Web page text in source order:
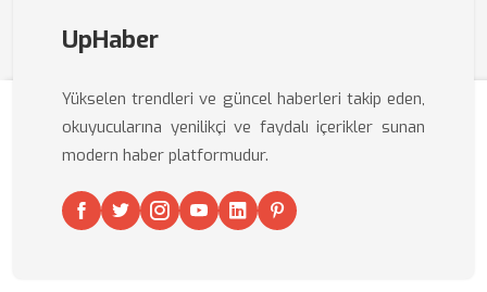
UpHaber
Yükselen trendleri ve güncel haberleri takip eden,
okuyucularına yenilikçi ve faydalı içerikler sunan
modern haber platformudur.